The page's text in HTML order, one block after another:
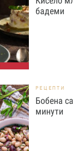
бадеми
РЕЦЕПТИ
Бобена
минути